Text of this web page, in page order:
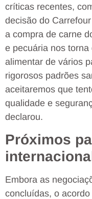
críticas recentes,
decisão do
a compra de carne
e pecuária nos
alimentar de vários
rigorosos padrões
aceitaremos que
qualidade e
declarou.
Próximos
internacional
Embora as
concluídas, o